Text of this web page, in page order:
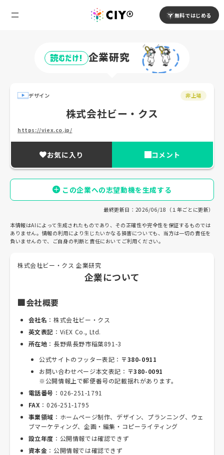
無料ではじめる
読むだけ! 企業研究
デザイン 非上場
株式会社ビー・クス
https://viex.co.jp/
お気に入り コメント
この企業への志望動機を生成する
最終更新日：2026/06/18（１年ごとに更新）
本情報はAIによって生成されたものであり、その正確性や完全性を保証するものでは
ありません。情報の利用により生じたいかなる損害についても、当方は一切の責任を
負いませんので、ご自身の判断と責任においてご利用ください。
株式会社ビー・クス 企業研究
企業について
🏢会社概要
会社名 ：株式会社ビー・クス
英文表記 ：ViEX Co., Ltd.
所在地 ：長野県長野市稲葉891-3
公式サイトのフッター表記： 〒380-0911
お問い合わせページ本文表記： 〒380-0091
※公開情報上で郵便番号の記載揺れがあります。
電話番号 ：026-251-1791
FAX ：026-251-1795
事業領域 ：ホームページ制作、デザイン、プランニング、ウェ
ブマーケティング、企画・編集・コピーライティング
設立年度 ：公開情報では確認できず
資本金 ：公開情報では確認できず